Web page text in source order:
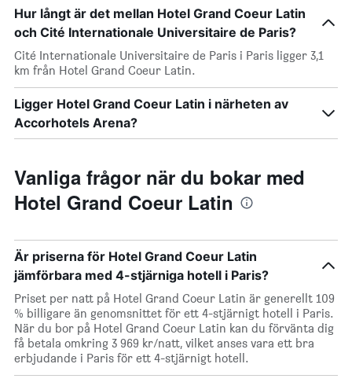
Hur långt är det mellan Hotel Grand Coeur Latin
och Cité Internationale Universitaire de Paris?
Cité Internationale Universitaire de Paris i Paris ligger 3,1
km från Hotel Grand Coeur Latin.
Ligger Hotel Grand Coeur Latin i närheten av
Accorhotels Arena?
Vanliga frågor när du bokar med
Hotel Grand Coeur Latin
Är priserna för Hotel Grand Coeur Latin
jämförbara med 4-stjärniga hotell i Paris?
Priset per natt på Hotel Grand Coeur Latin är generellt 109
% billigare än genomsnittet för ett 4-stjärnigt hotell i Paris.
När du bor på Hotel Grand Coeur Latin kan du förvänta dig
få betala omkring 3 969 kr/natt, vilket anses vara ett bra
erbjudande i Paris för ett 4-stjärnigt hotell.